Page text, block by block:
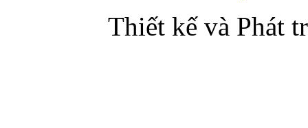
Thiết kế và Phát